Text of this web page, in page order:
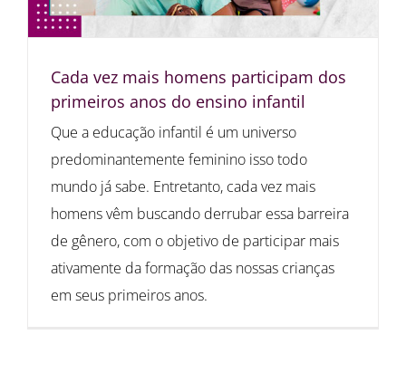
Cada vez mais homens participam dos
primeiros anos do ensino infantil
Que a educação infantil é um universo
predominantemente feminino isso todo
mundo já sabe. Entretanto, cada vez mais
homens vêm buscando derrubar essa barreira
de gênero, com o objetivo de participar mais
ativamente da formação das nossas crianças
em seus primeiros anos.